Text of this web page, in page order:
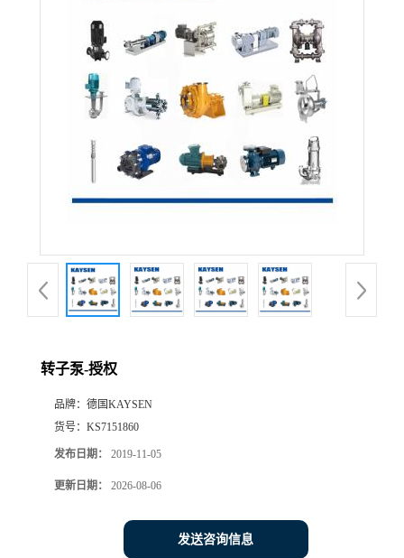
转子泵-授权
品牌： 德国KAYSEN
货号： KS7151860
发布日期： 2019-11-05
更新日期： 2026-08-06
发送咨询信息